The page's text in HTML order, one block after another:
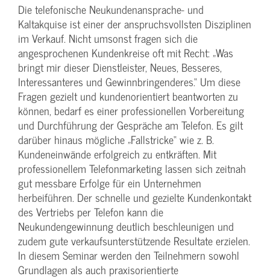
Die telefonische Neukundenansprache- und
Kaltakquise ist einer der anspruchsvollsten Disziplinen
im Verkauf. Nicht umsonst fragen sich die
angesprochenen Kundenkreise oft mit Recht: „Was
bringt mir dieser Dienstleister, Neues, Besseres,
Interessanteres und Gewinnbringenderes.“ Um diese
Fragen gezielt und kundenorientiert beantworten zu
können, bedarf es einer professionellen Vorbereitung
und Durchführung der Gespräche am Telefon. Es gilt
darüber hinaus mögliche „Fallstricke“ wie z. B.
Kundeneinwände erfolgreich zu entkräften. Mit
professionellem Telefonmarketing lassen sich zeitnah
gut messbare Erfolge für ein Unternehmen
herbeiführen. Der schnelle und gezielte Kundenkontakt
des Vertriebs per Telefon kann die
Neukundengewinnung deutlich beschleunigen und
zudem gute verkaufsunterstützende Resultate erzielen.
In diesem Seminar werden den Teilnehmern sowohl
Grundlagen als auch praxisorientierte